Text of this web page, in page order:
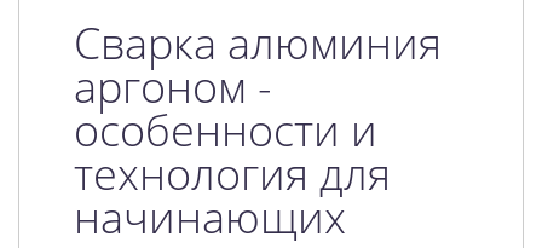
Сварка алюминия
аргоном -
особенности и
технология для
начинающих